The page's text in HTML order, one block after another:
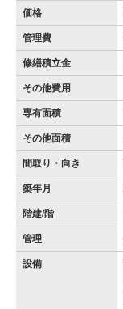
価格
管理費
修繕積立金
その他費用
専有面積
その他面積
間取り・向き
築年月
階建/階
管理
設備